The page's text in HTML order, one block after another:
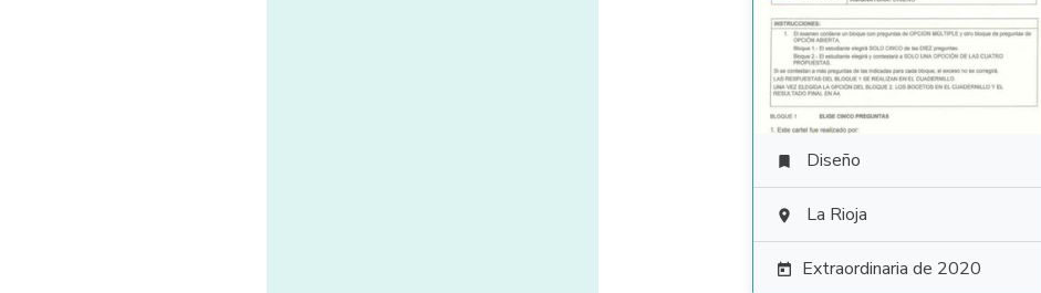
 Diseño
 La Rioja
 Extraordinaria de 2020